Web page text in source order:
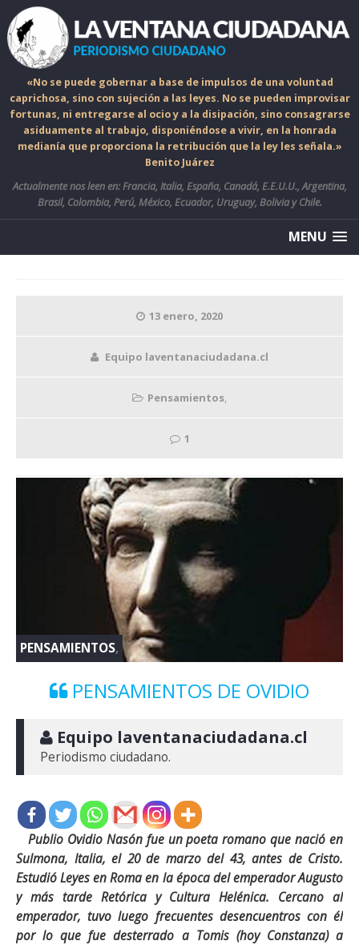
«No se puede gobernar a base de impulsos de una voluntad
caprichosa, sino con sujeción a las leyes. No se pueden improvisar
fortunas, ni entregarse al ocio y a la disipación, sino consagrarse
asiduamente al trabajo, disponiéndose a vivir, en la honrada
medianía que proporciona la retribución que la ley les señala.»
Benito Juárez
Actualmente nos leen en: Francia, Italia, España, Canadá, E.E.U.U., Argentina,
Brasil, Colombia, Perú, México, Ecuador, Uruguay, Bolivia y Chile.
MENU
13 enero, 2020
Equipo laventanaciudadana.cl
Pensamientos,
1
PENSAMIENTOS,
PENSAMIENTOS DE OVIDIO
Equipo laventanaciudadana.cl
Periodismo ciudadano.
Publio Ovidio Nasón fue un poeta romano que nació en
Sulmona, Italia, el 20 de marzo del 43, antes de Cristo.
Estudió Leyes en Roma en la época del emperador Augusto
y más tarde Retórica y Cultura Helénica. Cercano al
emperador, tuvo luego frecuentes desencuentros con él
por lo que fue desterrado a Tomis (hoy Constanza) a